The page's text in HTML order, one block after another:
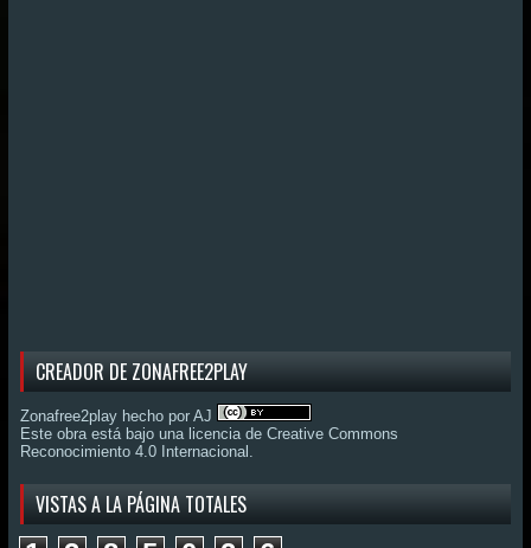
CREADOR DE ZONAFREE2PLAY
Zonafree2play hecho por AJ
Este obra está bajo una licencia de Creative Commons
Reconocimiento 4.0 Internacional
VISTAS A LA PÁGINA TOTALES